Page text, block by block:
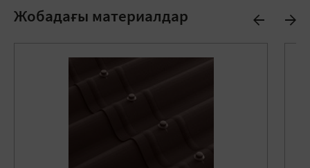
Жобадағы материалдар